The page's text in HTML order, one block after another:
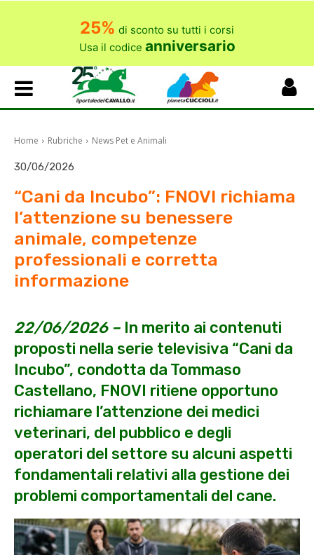
25% di sconto su tutti i corsi
Usa il codice anniversario
Home Rubriche News Pet e Animali
30/06/2026
“Cani da Incubo”: FNOVI richiama
l’attenzione su benessere
animale, competenze
professionali e corretta
informazione
22/06/2026 – In merito ai contenuti
proposti nella serie televisiva “Cani da
Incubo”, condotta da Tommaso
Castellano, FNOVI ritiene opportuno
richiamare l’attenzione dei medici
veterinari, del pubblico e degli
operatori del settore su alcuni aspetti
fondamentali relativi alla gestione dei
problemi comportamentali del cane.